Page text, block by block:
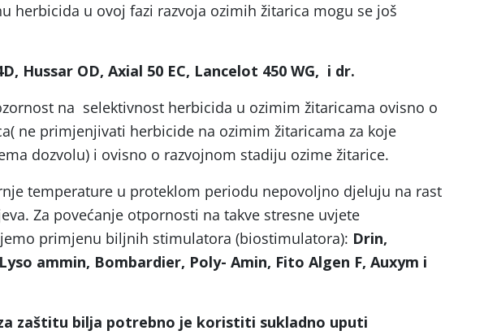
herbicida u ovoj fazi razvoja ozimih žitarica mogu se još
Hussar OD, Axial 50 EC, Lancelot 450 WG, i dr.
na selektivnost herbicida u ozimim žitaricama ovisno o
ne primjenjivati herbicide na ozimim žitaricama za koje
dozvolu) i ovisno o razvojnom stadiju ozime žitarice.
temperature u proteklom periodu nepovoljno djeluju na rast
Za povećanje otpornosti na takve stresne uvjete
primjenu biljnih stimulatora (biostimulatora): Drin,
ammin, Bombardier, Poly- Amin, Fito Algen F, Auxym i
zaštitu bilja potrebno je koristiti sukladno uputi